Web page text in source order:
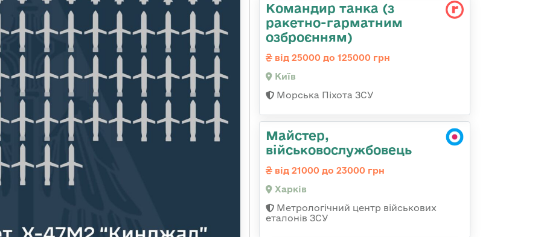
Командиp танка (з
pакетно-гарматним
озброєнням)
від 25000 до 125000 грн
Київ
Морська Піхота ЗСУ
Майстер,
військовослужбовець
від 21000 до 23000 грн
Харків
Метрологічний центр військових
еталонів ЗСУ